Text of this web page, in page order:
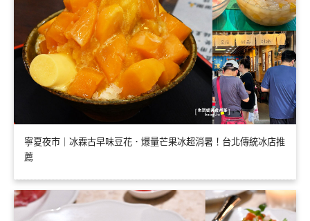
寧夏夜市｜冰霖古早味豆花．爆量芒果冰超消暑！台北傳統冰店推
薦